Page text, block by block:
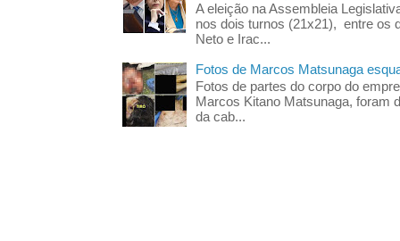
A eleição na Assembleia
nos dois turnos (21x21), entre os
Neto e Irac...
Fotos de Marcos Matsunaga
Fotos de partes do corpo do
Marcos Kitano Matsunaga, foram
da cab...